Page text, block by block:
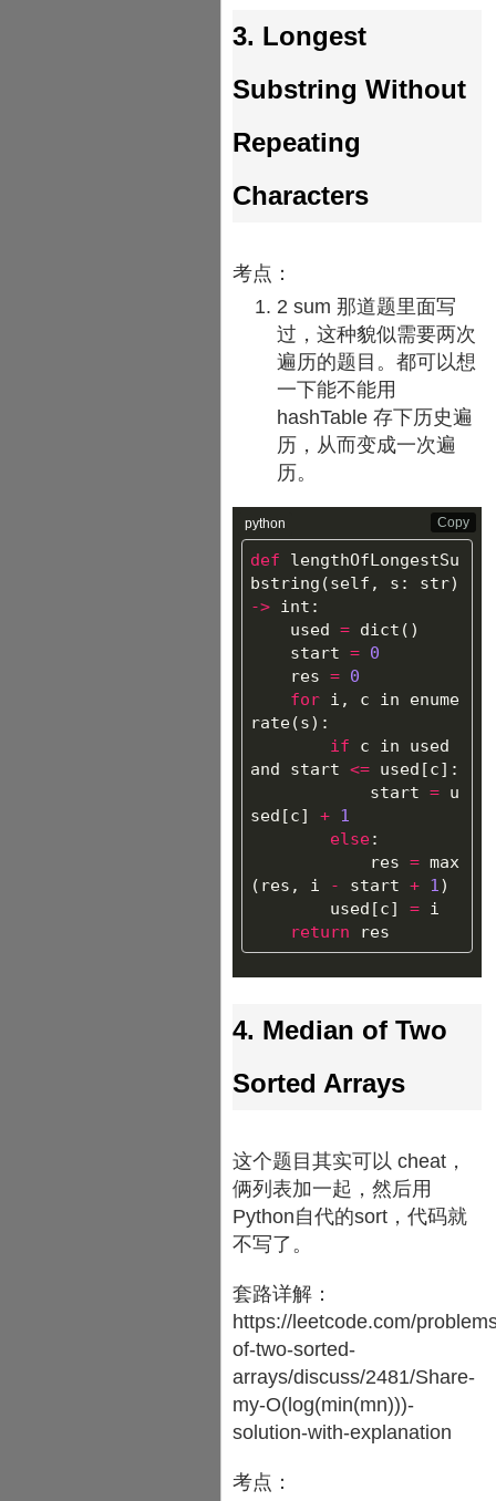
3. Longest
Substring Without
Repeating
Characters
考点：
2 sum 那道题里面写
过，这种貌似需要两次
遍历的题目。都可以想
一下能不能用
hashTable 存下历史遍
历，从而变成一次遍
历。
def
lengthOfLongestSu
bstring (self , s : str)
-> int :
used
= dict ()
start
= 0
res
= 0
for i , c in
enume
rate(s):
if
c in
used
and
start <= used [c]:
start
= u
sed [c] + 1
else:
res
= max
( res , i - start + 1 )
used [c] = i
return
res
python Copy
4. Median of Two
Sorted Arrays
这个题目其实可以 cheat，
俩列表加一起，然后用
Python自代的sort，代码就
不写了。
套路详解：
https://leetcode.com/
of-two-sorted-
arrays/discuss/2481/Share-
my-O(log(min(mn)))-
solution-with-explanation
考点：